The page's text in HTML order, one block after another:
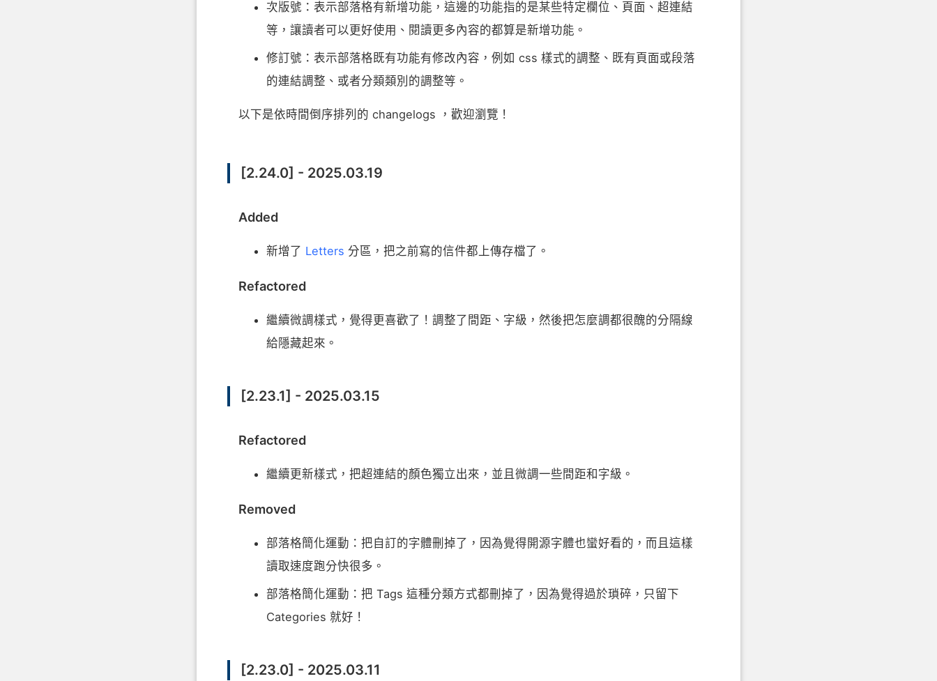
次版號：表示部落格有新增功能，這邊的功能指的是某些特定欄位、頁面、超連結
等，讓讀者可以更好使用、閱讀更多內容的都算是新增功能。
修訂號：表示部落格既有功能有修改內容，例如 css 樣式的調整、既有頁面或段落
的連結調整、或者分類類別的調整等。
以下是依時間倒序排列的 changelogs ，歡迎瀏覽！
[2.24.0] - 2025.03.19
Added
新增了 Letters 分區，把之前寫的信件都上傳存檔了。
Refactored
繼續微調樣式，覺得更喜歡了！調整了間距、字級，然後把怎麼調都很醜的分隔線
給隱藏起來。
[2.23.1] - 2025.03.15
Refactored
繼續更新樣式，把超連結的顏色獨立出來，並且微調一些間距和字級。
Removed
部落格簡化運動：把自訂的字體刪掉了，因為覺得開源字體也蠻好看的，而且這樣
讀取速度跑分快很多。
部落格簡化運動：把 Tags 這種分類方式都刪掉了，因為覺得過於瑣碎，只留下
Categories 就好！
[2.23.0] - 2025.03.11